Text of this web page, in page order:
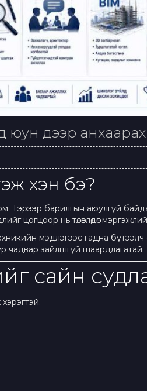
юун дээр
хэн бэ?
Тэрээр барилгын аюулгүй
цогцоор нь төлөвлөдөг
мэдлэгээс гадна бүтээлч
чадвар зайлшгүй шаардлагатай.
сайн